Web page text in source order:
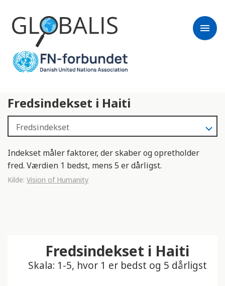
menu
Fredsindekset i Haiti
Indekset måler faktorer, der skaber og opretholder
fred. Værdien 1 bedst, mens 5 er dårligst.
Kilde: Vision of Humanity
Fredsindekset i Haiti
Skala: 1-5, hvor 1 er bedst og 5 dårligst